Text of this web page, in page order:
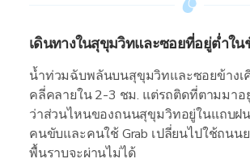
เดินทางในสุขุมวิทและซอยที่อยู่ต่ำใน
น้ำท่วมฉับพลันบนสุขุมวิทและซอยข้างเ
คลี่คลายใน 2-3 ชม. แต่รถติดที่ตามมาอ
ว่าส่วนไหนของถนนสุขุมวิทอยู่ในแถบฝ
คนขับและคนใช้ Grab เปลี่ยนไปใช้ถนน
พื้นราบจะผ่านไม่ได้